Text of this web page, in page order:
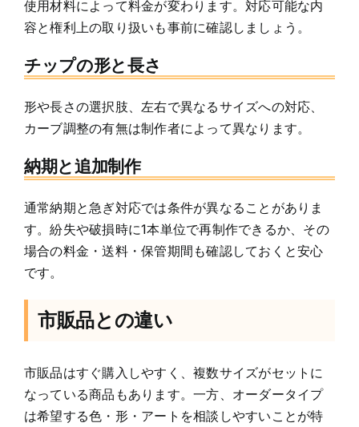
使用材料によって料金が変わります。対応可能な内
容と権利上の取り扱いも事前に確認しましょう。
チップの形と長さ
形や長さの選択肢、左右で異なるサイズへの対応、
カーブ調整の有無は制作者によって異なります。
納期と追加制作
通常納期と急ぎ対応では条件が異なることがありま
す。紛失や破損時に1本単位で再制作できるか、その
場合の料金・送料・保管期間も確認しておくと安心
です。
市販品との違い
市販品はすぐ購入しやすく、複数サイズがセットに
なっている商品もあります。一方、オーダータイプ
は希望する色・形・アートを相談しやすいことが特